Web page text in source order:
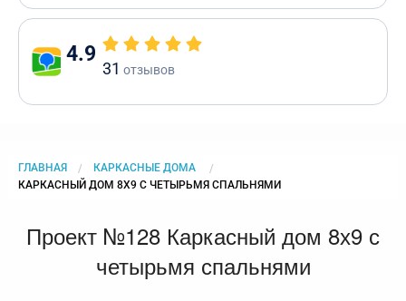
4.9
31 отзывов
ГЛАВНАЯ
КАРКАСНЫЕ ДОМА
CURRENT:
КАРКАСНЫЙ ДОМ 8Х9 С ЧЕТЫРЬМЯ СПАЛЬНЯМИ
Проект №128 Каркасный дом 8х9 с
четырьмя спальнями